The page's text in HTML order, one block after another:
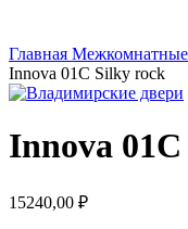
Главная Межкомнатные
Innova 01C Silky rock
Innova
15240,00 ₽